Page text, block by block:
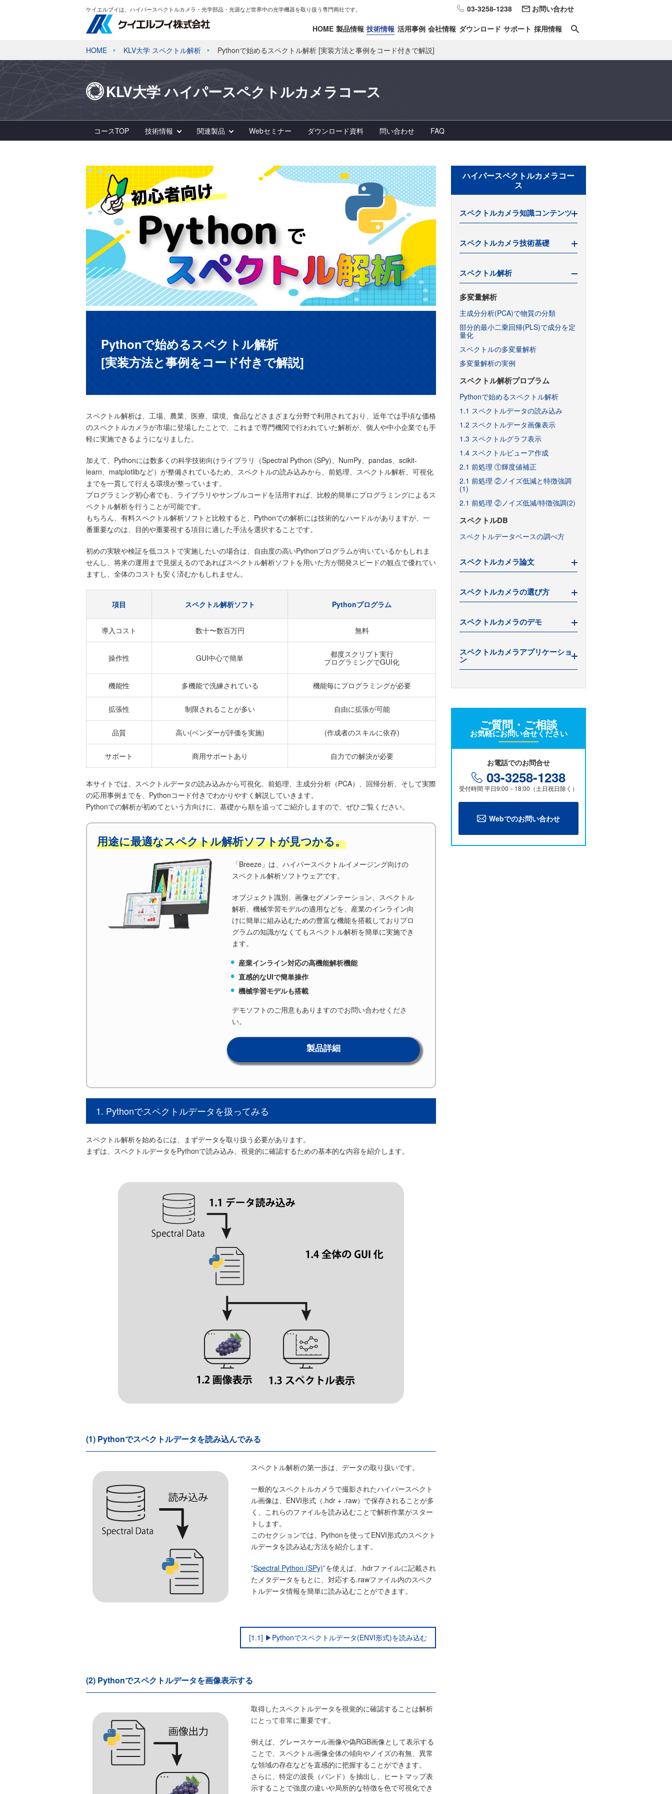
ケイエルブイは、ハイパースペクトルカメラ・光学部品・光源など世界中の光学機器を取り扱う専門商社です。 03-3258-1238
お問い合わせ
HOME 製品情報 技術情報 活用事例 会社情報 ダウンロード サポート 採用情報
HOME KLV大学 スペクトル解析 Pythonで始めるスペクトル解析 [実装方法と事例をコード付きで解説]
KLV大学 ハイパースペクトルカメラコース
コースTOP 技術情報 関連製品 Webセミナー ダウンロード資料 問い合わせ FAQ
Pythonで始めるスペクトル解析
[実装方法と事例をコード付きで解説]
スペクトル解析は、工場、農業、医療、環境、食品などさまざまな分野で利用されており、近年では手頃な価格
のスペクトルカメラが市場に登場したことで、これまで専門機関で行われていた解析が、個人や中小企業でも手
軽に実施できるようになりました。
加えて、Pythonには数多くの科学技術向けライブラリ（Spectral Python (SPy)、NumPy、pandas、scikit-
learn、matplotlibなど）が整備されているため、スペクトルの読み込みから、前処理、スペクトル解析、可視化
までを一貫して行える環境が整っています。
プログラミング初心者でも、ライブラリやサンプルコードを活用すれば、比較的簡単にプログラミングによるス
ペクトル解析を行うことが可能です。
もちろん、有料スペクトル解析ソフトと比較すると、Pythonでの解析には技術的なハードルがありますが、一
番重要なのは、目的や重要視する項目に適した手法を選択することです。
初めの実験や検証を低コストで実施したいの場合は、自由度の高いPythonプログラムが向いているかもしれま
せんし、将来の運用まで見据えるのであればスペクトル解析ソフトを用いた方が開発スピードの観点で優れてい
ますし、全体のコストも安く済むかもしれません。
項目 スペクトル解析ソフト Pythonプログラム
導入コスト 数十〜数百万円 無料
操作性 GUI中心で簡単
都度スクリプト実行
プログラミングでGUI化
機能性 多機能で洗練されている 機能毎にプログラミングが必要
拡張性 制限されることが多い 自由に拡張が可能
品質 高い(ベンダーが評価を実施) (作成者のスキルに依存)
サポート 商用サポートあり 自力での解決が必要
本サイトでは、スペクトルデータの読み込みから可視化、前処理、主成分分析（PCA）、回帰分析、そして実際
の応用事例までを、Pythonコード付きでわかりやすく解説していきます。
Pythonでの解析が初めてという方向けに、基礎から順を追ってご紹介しますので、ぜひご覧ください。
用途に最適なスペクトル解析ソフトが見つかる。
「Breeze」は、ハイパースペクトルイメージング向けの
スペクトル解析ソフトウェアです。
オブジェクト識別、画像セグメンテーション、スペクトル
解析、機械学習モデルの適用などを、産業のインライン向
けに簡単に組み込むための豊富な機能を搭載しておりプロ
グラムの知識がなくてもスペクトル解析を簡単に実施でき
ます。
産業インライン対応の高機能解析機能
直感的なUIで簡単操作
機械学習モデルも搭載
デモソフトのご用意もありますのでお問い合わせくださ
い。
製品詳細
1. Pythonでスペクトルデータを扱ってみる
スペクトル解析を始めるには、まずデータを取り扱う必要があります。
まずは、スペクトルデータをPythonで読み込み、視覚的に確認するための基本的な内容を紹介します。
(1) Pythonでスペクトルデータを読み込んでみる
スペクトル解析の第一歩は、データの取り扱いです。
一般的なスペクトルカメラで撮影されたハイパースペクト
ル画像は、ENVI形式（.hdr + .raw）で保存されることが多
く、これらのファイルを読み込むことで解析作業がスター
トします。
このセクションでは、Pythonを使ってENVI形式のスペクト
ルデータを読み込む方法を紹介します。
”Spectral Python (SPy)”を使えば、.hdrファイルに記載され
たメタデータをもとに、対応する.rawファイル内のスペク
トルデータ情報を簡単に読み込むことができます。
[1.1] ▶Pythonでスペクトルデータ(ENVI形式)を読み込む
(2) Pythonでスペクトルデータを画像表示する
取得したスペクトルデータを視覚的に確認することは解析
にとって非常に重要です。
例えば、グレースケール画像や偽RGB画像として表示する
ことで、スペクトル画像全体の傾向やノイズの有無、異常
な領域の存在などを直感的に把握することができます。
さらに、特定の波長（バンド）を抽出し、ヒートマップ表
示することで強度の違いや局所的な特徴を色で可視化でき
ハイパースペクトルカメラコー
ス
スペクトルカメラ知識コンテンツ
機械学習とスペクトル解析
スペクトルカメラ導入の費用対効果
ハイパーとマルチの適材適所
レタスで実験してみた(2)（撮影編）
レタスで実験してみた(1)（種まき
編）
スペクトルカメラ発展の歴史
スペクトルカメラ技術基礎
スペクトルカメラのインライン導入
ハイパースペクトルカメラとは(１)
ハイパースペクトルカメラとは(２)
ハイパースペクトルカメラとは(３)
ハイパーとマルチの違い
動画ハイパースペクトルカメラ
分光カメラ関連用語解説
スペクトル解析
多変量解析
主成分分析(PCA)で物質の分類
部分的最小二乗回帰(PLS)で成分を定
量化
スペクトルの多変量解析
多変量解析の実例
スペクトル解析プロブラム
Pythonで始めるスペクトル解析
1.1 スペクトルデータの読み込み
1.2 スペクトルデータ画像表示
1.3 スペクトルグラフ表示
1.4 スペクトルビューア作成
2.1 前処理 ①輝度値補正
2.1 前処理 ②ノイズ低減と特徴強調
(1)
2.1 前処理 ②ノイズ低減/特徴強調(2)
スペクトルDB
スペクトルデータベースの調べ方
スペクトルカメラ論文
論文・研究報告（RESONON）
論文・研究報告（Cubert）
スペクトルカメラの選び方
スペクトルカメラの選び方
スペクトルカメラの選び方 2021年版
低価格マルチスペクトルカメラの実
スペクトルカメラのデモ
Pika実機撮影デモ
Pikaデータ分析デモ
スペクトルカメラアプリケーショ
ン
金属の劣化を読み解く新技術
SDGsと光学機器・センサー
ハイパースペクトルカメラ事例集
見えない異物を検出
人手不足の現状と次世代の省人化技
術、ハイパースペクトルカメラの可
ハイパースペクトルカメラによるカ
ーボンニュートラル実現に向けた技
ハイパースペクトルカメラで加速す
ご質問・ご相談
お気軽にお問い合せください
お電話でのお問合せ
03-3258-1238
受付時間 平日9:00－18:00（土日祝日除く）
Webでのお問い合わせ